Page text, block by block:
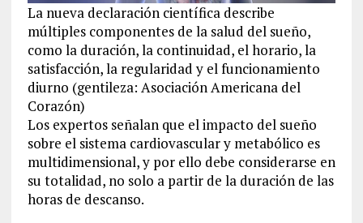
La nueva declaración científica describe
múltiples componentes de la salud del sueño,
como la duración, la continuidad, el horario, la
satisfacción, la regularidad y el funcionamiento
diurno (gentileza: Asociación Americana del
Corazón)
Los expertos señalan que el impacto del sueño
sobre el sistema cardiovascular y metabólico es
multidimensional, y por ello debe considerarse en
su totalidad, no solo a partir de la duración de las
horas de descanso.